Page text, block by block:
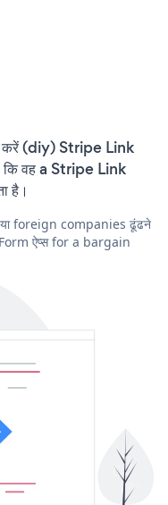
करें (diy) Stripe Link
कि वह a Stripe Link
है।
या foreign companies ढूंढने
ऐप्स for a bargain